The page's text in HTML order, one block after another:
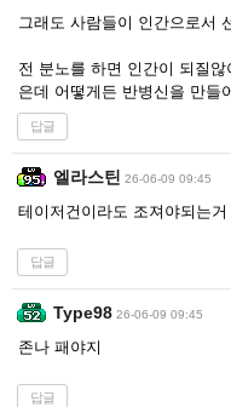
그래도 사람들이 인간으로서
전 분노를 하면 인간이 되질
은데 어떻게든 반병신을 만들
답글
엘라스틴 26-06-09 09:45
테이저건이라도 조져야되는
답글
Type98 26-06-09 09:45
존나 패야지
답글